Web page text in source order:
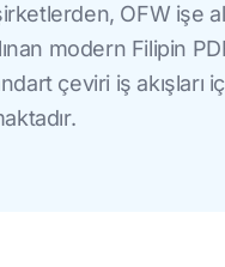
OFW işe
modern Filipin
çeviri iş